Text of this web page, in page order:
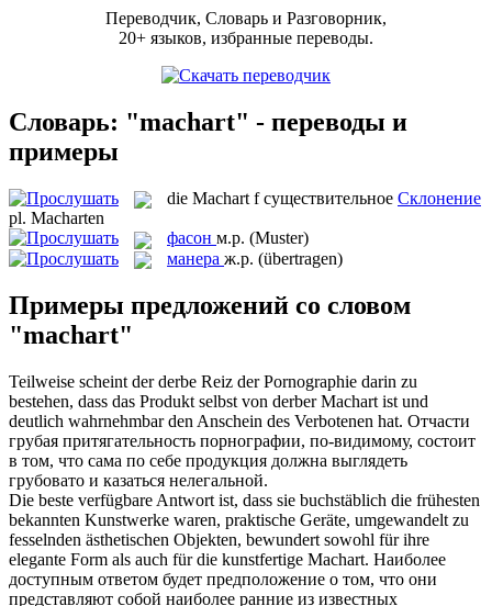
Переводчик, Словарь и Разговорник,
20+ языков, избранные переводы.
Словарь: "machart" - переводы и
примеры
die Machart f существительное Склонение
pl. Macharten
фасон м.р. (Muster)
манера ж.р. (übertragen)
Примеры предложений со словом
"machart"
Teilweise scheint der derbe Reiz der Pornographie darin zu
bestehen, dass das Produkt selbst von derberMachart ist und
deutlich wahrnehmbar den Anschein des Verbotenen hat. Отчасти
грубая притягательность порнографии, по-видимому, состоит
в том, что сама по себе продукция должна выглядеть
грубовато и казаться нелегальной.
Die beste verfügbare Antwort ist, dass sie buchstäblich die frühesten
bekannten Kunstwerke waren, praktische Geräte, umgewandelt zu
fesselnden ästhetischen Objekten, bewundert sowohl für ihre
elegante Form als auch für die kunstfertige Machart. Наиболее
доступным ответом будет предположение о том, что они
представляют собой наиболее ранние из известных